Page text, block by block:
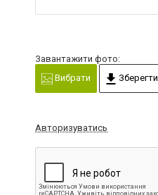
Завантажити фото:
Вибрати
Зберегти
Авторизуватись